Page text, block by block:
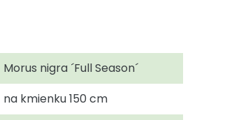
Morus nigra ´Full Season´
na kmienku 150 cm